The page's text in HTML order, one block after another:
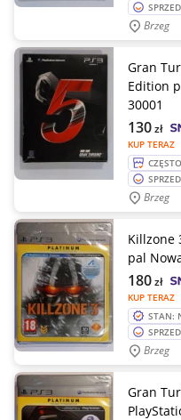
Brzeg
Gran
Edition
30001
KUP TERAZ
130zł
Brzeg
Killzone
pal
KUP TERAZ
180zł
STAN:
Brzeg
Gran